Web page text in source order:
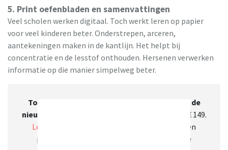
5. Print oefenbladen en samenvattingen
Veel scholen werken digitaal. Toch werkt leren op papier
voor veel kinderen beter. Onderstrepen, arceren,
aantekeningen maken in de kantlijn. Het helpt bij
concentratie en de lesstof onthouden. Hersenen verwerken
informatie op die manier simpelweg beter.
Tot 3 jaar lang printen zonder omkijken met de
nieuwste HP Smart Tank printers.
Nu al vanaf € 149.
Lees hier meer over HP’s Smart Tank printer
en
profiteer
tijdens de